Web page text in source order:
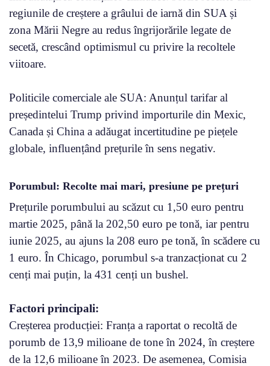
regiunile de creștere a grâului de iarnă din SUA și
zona Mării Negre au redus îngrijorările legate de
secetă, crescând optimismul cu privire la recoltele
viitoare.
Politicile comerciale ale SUA: Anunțul tarifar al
președintelui Trump privind importurile din Mexic,
Canada și China a adăugat incertitudine pe piețele
globale, influențând prețurile în sens negativ.
Porumbul: Recolte mai mari, presiune pe prețuri
Prețurile porumbului au scăzut cu 1,50 euro pentru
martie 2025, până la 202,50 euro pe tonă, iar pentru
iunie 2025, au ajuns la 208 euro pe tonă, în scădere cu
1 euro. În Chicago, porumbul s-a tranzacționat cu 2
cenți mai puțin, la 431 cenți un bushel.
Factori principali:
Creșterea producției: Franța a raportat o recoltă de
porumb de 13,9 milioane de tone în 2024, în creștere
de la 12,6 milioane în 2023. De asemenea, Comisia